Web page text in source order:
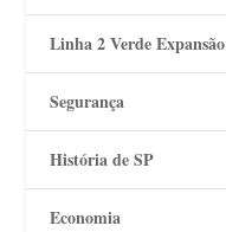
Linha 2 Verde Expansão
Segurança
História de SP
Economia